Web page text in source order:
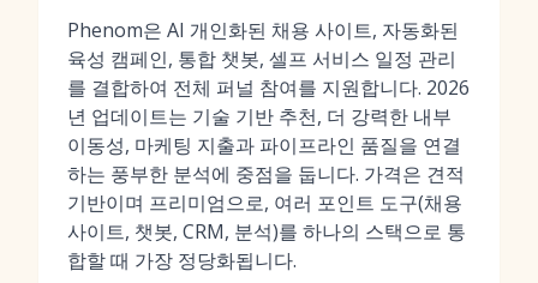
Phenom은 AI 개인화된 채용 사이트, 자동화된
육성 캠페인, 통합 챗봇, 셀프 서비스 일정 관리
를 결합하여 전체 퍼널 참여를 지원합니다. 2026
년 업데이트는 기술 기반 추천, 더 강력한 내부
이동성, 마케팅 지출과 파이프라인 품질을 연결
하는 풍부한 분석에 중점을 둡니다. 가격은 견적
기반이며 프리미엄으로, 여러 포인트 도구(채용
사이트, 챗봇, CRM, 분석)를 하나의 스택으로 통
합할 때 가장 정당화됩니다.